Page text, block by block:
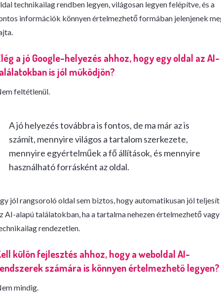
technikailag rendben legyen, világosan legyen felépítve, és a
információk könnyen értelmezhető formában jelenjenek
a jó Google-helyezés ahhoz, hogy egy oldal az AI-
is jól működjön?
feltétlenül.
A jó helyezés továbbra is fontos, de ma már az is
számít, mennyire világos a tartalom szerkezete,
mennyire egyértelműek a fő állítások, és mennyire
használható forrásként az oldal.
jól rangsoroló oldal sem biztos, hogy automatikusan jól teljesít
AI-alapú találatokban, ha a tartalma nehezen értelmezhető vagy
rendezetlen.
külön fejlesztés ahhoz, hogy a weboldal AI-
számára is könnyen értelmezhető legyen?
mindig.